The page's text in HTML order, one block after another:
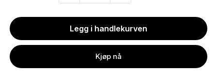
Legg i handlekurven
Kjøp nå